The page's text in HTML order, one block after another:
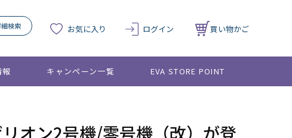
細検索 お気に入り ログイン 買い物かご
報 キャンペーン一覧 EVA STORE POINT
オン2号機/零号機（改）が登